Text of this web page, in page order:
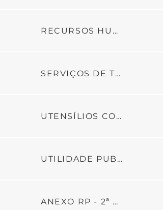
RECURSOS HUMANOS - PARTE 2
SERVIÇOS DE TERCEIROS
UTENSÍLIOS COZINHA
UTILIDADE PUBLICA
ANEXO RP - 2ª PARCELA